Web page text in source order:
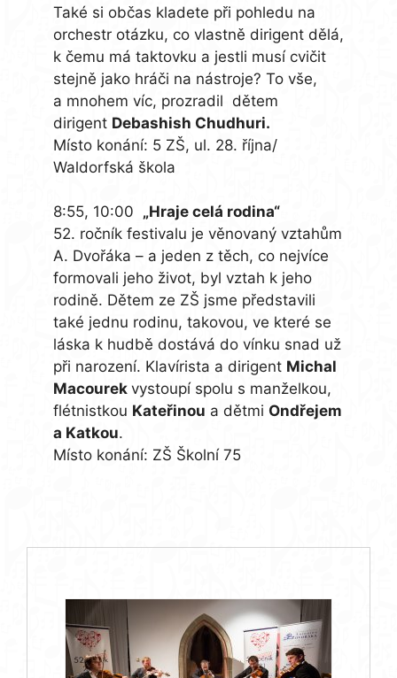
Také si občas kladete při pohledu na
orchestr otázku, co vlastně dirigent dělá,
k čemu má taktovku a jestli musí cvičit
stejně jako hráči na nástroje? To vše,
a mnohem víc, prozradil dětem
dirigent Debashish Chudhuri.
Místo konání: 5 ZŠ, ul. 28. října/
Waldorfská škola
8:55, 10:00 „Hraje celá rodina“
52. ročník festivalu je věnovaný vztahům
A. Dvořáka – a jeden z těch, co nejvíce
formovali jeho život, byl vztah k jeho
rodině. Dětem ze ZŠ jsme představili
také jednu rodinu, takovou, ve které se
láska k hudbě dostává do vínku snad už
při narození. Klavírista a dirigent Michal
Macourek vystoupí spolu s manželkou,
flétnistkou Kateřinou a dětmi Ondřejem
a Katkou.
Místo konání: ZŠ Školní 75